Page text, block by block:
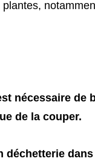
nécessaire de
de la couper.
déchetterie